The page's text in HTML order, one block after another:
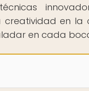
en la
en cada